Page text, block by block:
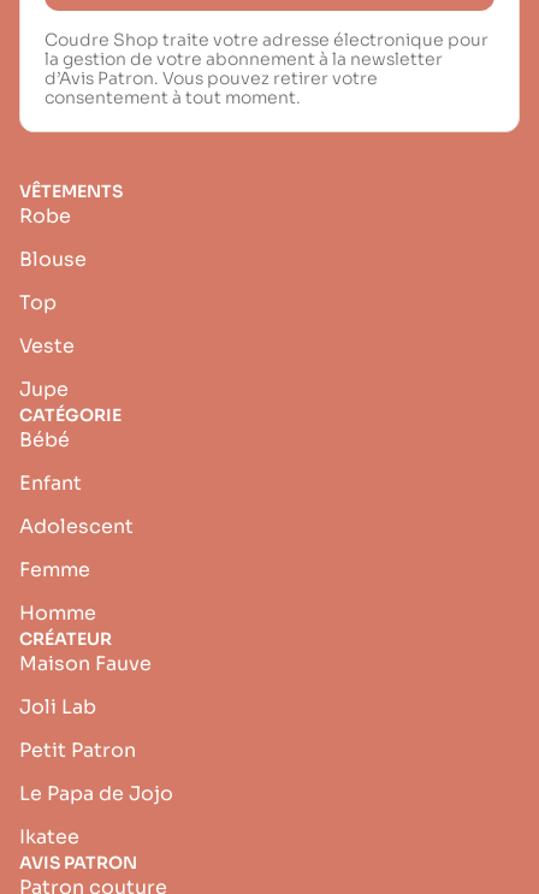
Coudre Shop traite votre adresse électronique pour
la gestion de votre abonnement à la newsletter
d’Avis Patron. Vous pouvez retirer votre
consentement à tout moment.
VÊTEMENTS
Robe
Blouse
Top
Veste
Jupe
CATÉGORIE
Bébé
Enfant
Adolescent
Femme
Homme
CRÉATEUR
Maison Fauve
Joli Lab
Petit Patron
Le Papa de Jojo
Ikatee
AVIS PATRON
Patron couture